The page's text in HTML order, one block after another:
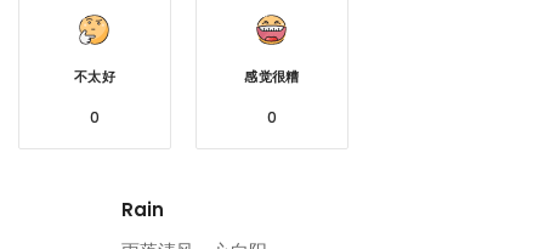
不太好
0
感觉很糟
0
Rain